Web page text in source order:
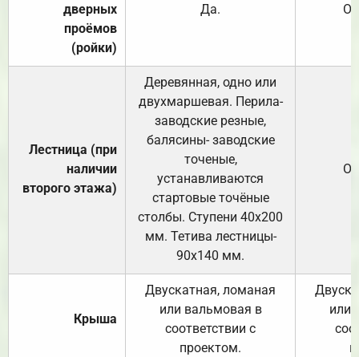
дверных
проёмов
(ройки)
Да.
Лестница (при
наличии
второго этажа)
Деревянная, одно или
двухмаршевая. Перила-
заводские резные,
балясины- заводские
точеные,
устанавливаются
стартовые точёные
столбы. Ступени 40х200
мм. Тетива лестницы-
90х140 мм.
Крыша
Двускатная, ломаная
или вальмовая в
соответствии с
проектом.
или